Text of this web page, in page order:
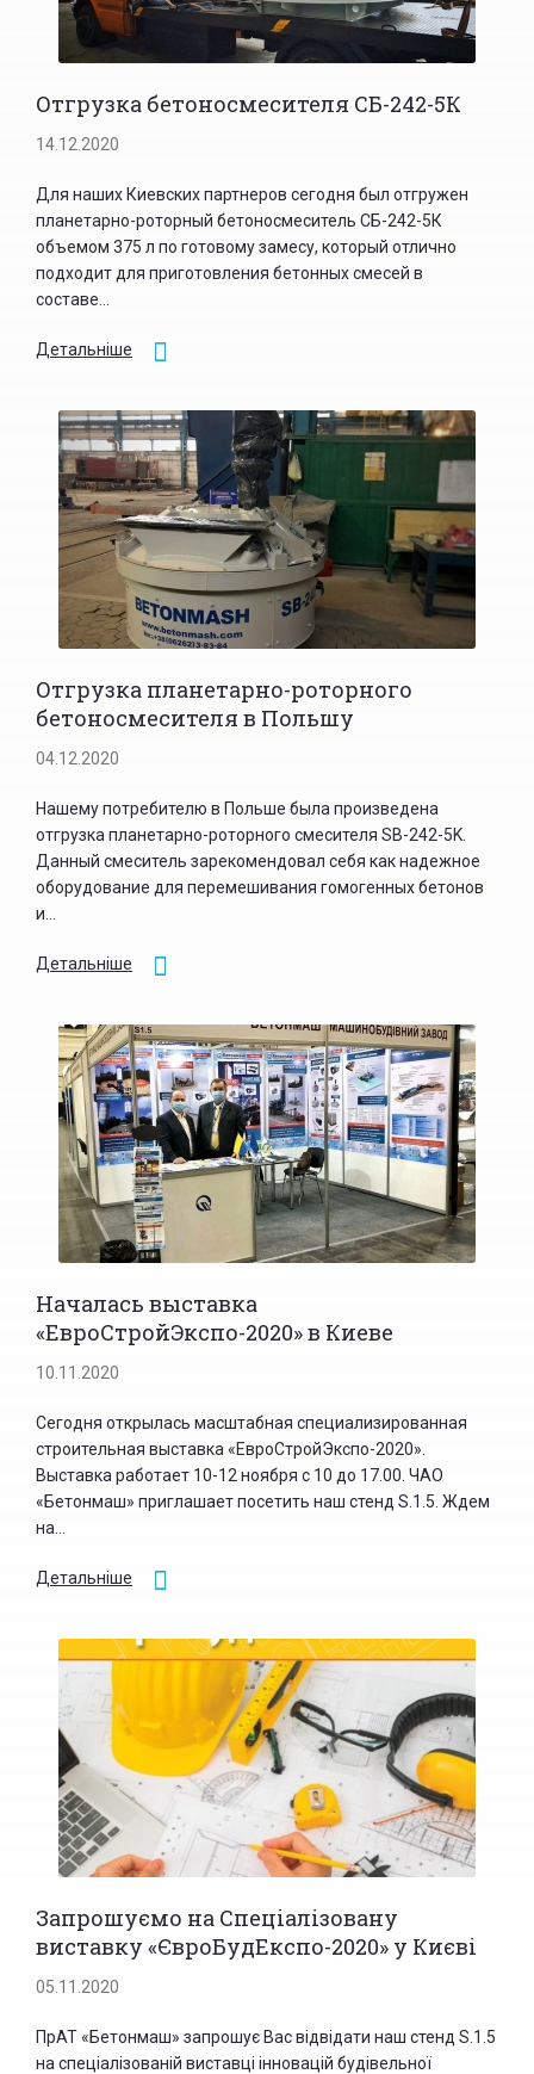
Отгрузка бетоносмесителя СБ-242-5К
14.12.2020
Для наших Киевских партнеров сегодня был отгружен
планетарно-роторный бетоносмеситель СБ-242-5К
объемом 375 л по готовому замесу, который отлично
подходит для приготовления бетонных смесей в
составе...
Детальніше
Отгрузка планетарно-роторного
бетоносмесителя в Польшу
04.12.2020
Нашему потребителю в Польше была произведена
отгрузка планетарно-роторного смесителя SB-242-5K.
Данный смеситель зарекомендовал себя как надежное
оборудование для перемешивания гомогенных бетонов
и...
Детальніше
Началась выставка
«ЕвроСтройЭкспо-2020» в Киеве
10.11.2020
Сегодня открылась масштабная специализированная
строительная выставка «ЕвроСтройЭкспо-2020».
Выставка работает 10-12 ноября с 10 до 17.00. ЧАО
«Бетонмаш» приглашает посетить наш стенд S.1.5. Ждем
на...
Детальніше
Запрошуємо на Спеціалізовану
виставку «ЄвроБудЕкспо-2020» у Києві
05.11.2020
ПрАТ «Бетонмаш» запрошує Вас відвідати наш стенд S.1.5
на спеціалізованій виставці інновацій будівельної